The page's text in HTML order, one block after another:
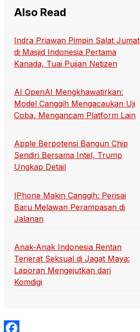
Also Read
Indra Priawan Pimpin Salat Jumat
di Masjid Indonesia Pertama
Kanada, Tuai Pujian Netizen
AI OpenAI Mengkhawatirkan:
Model Canggih Mengacaukan Uji
Coba, Mengancam Platform Lain
Apple Berpotensi Bangun Chip
Sendiri Bersama Intel, Trump
Ungkap Detail
IPhone Makin Canggih: Perisai
Baru Melawan Perampasan di
Jalanan
Anak-Anak Indonesia Rentan
Terjerat Seksual di Jagat Maya:
Laporan Mengejutkan dari
Komdigi